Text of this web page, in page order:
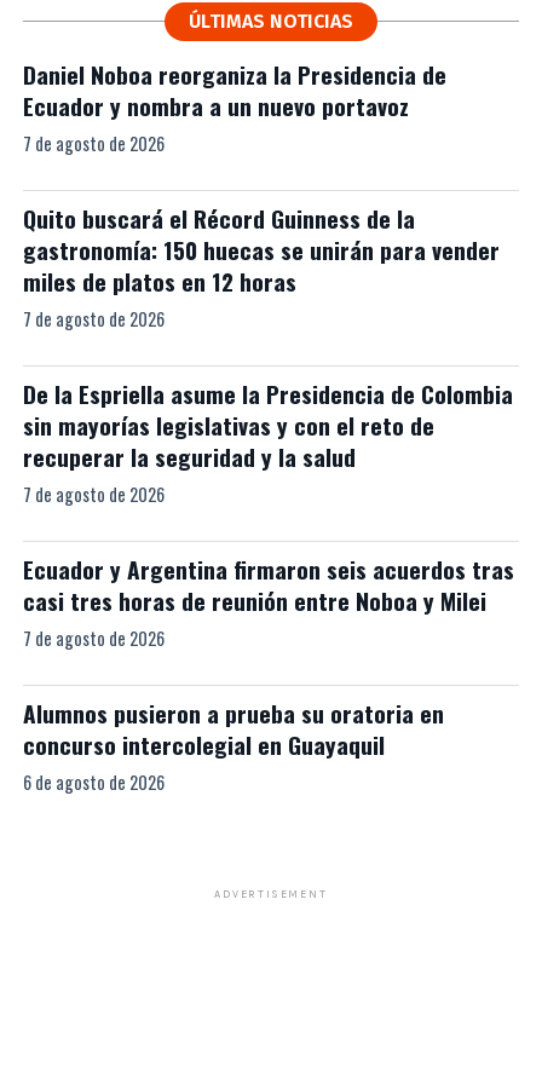
ÚLTIMAS NOTICIAS
Daniel Noboa reorganiza la Presidencia de
Ecuador y nombra a un nuevo portavoz
7 de agosto de 2026
Quito buscará el Récord Guinness de la
gastronomía: 150 huecas se unirán para vender
miles de platos en 12 horas
7 de agosto de 2026
De la Espriella asume la Presidencia de Colombia
sin mayorías legislativas y con el reto de
recuperar la seguridad y la salud
7 de agosto de 2026
Ecuador y Argentina firmaron seis acuerdos tras
casi tres horas de reunión entre Noboa y Milei
7 de agosto de 2026
Alumnos pusieron a prueba su oratoria en
concurso intercolegial en Guayaquil
6 de agosto de 2026
ADVERTISEMENT